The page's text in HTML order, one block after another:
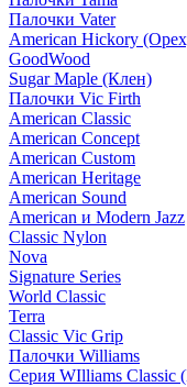
Палочки Vater
American Hickory
GoodWood
Sugar Maple (Клен)
Палочки Vic Firth
American Classic
American Concept
American Custom
American Heritage
American Sound
American и Modern Jazz
Classic Nylon
Nova
Signature Series
World Classic
Terra
Classic Vic Grip
Палочки Williams
Серия WIlliams Classic